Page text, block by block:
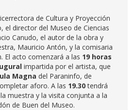
de Cultura y Proyección
el director del Museo de Ciencias
Canudo, el autor de la obra y
Mauricio Antón, y la comisaria
El acto comenzará a las 19 horas
impartida por el artista, que
Magna del Paraninfo, de
aforo. A las 19.30tendrá
muestra y la visita conjunta a la
de Buen del Museo.